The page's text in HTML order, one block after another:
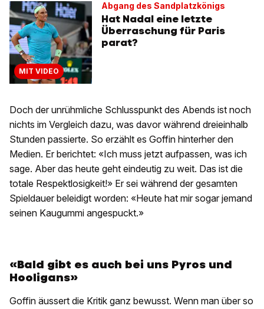
MIT VIDEO
Abgang des Sandplatzkönigs
Hat Nadal eine letzte
Überraschung für Paris
parat?
Doch der unrühmliche Schlusspunkt des Abends ist noch
nichts im Vergleich dazu, was davor während dreieinhalb
Stunden passierte. So erzählt es Goffin hinterher den
Medien. Er berichtet: «Ich muss jetzt aufpassen, was ich
sage. Aber das heute geht eindeutig zu weit. Das ist die
totale Respektlosigkeit!» Er sei während der gesamten
Spieldauer beleidigt worden: «Heute hat mir sogar jemand
seinen Kaugummi angespuckt.»
«Bald gibt es auch bei uns Pyros und
Hooligans»
Goffin äussert die Kritik ganz bewusst. Wenn man über so